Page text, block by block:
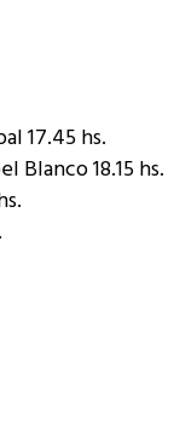
17.45 hs.
Blanco 18.15 hs.